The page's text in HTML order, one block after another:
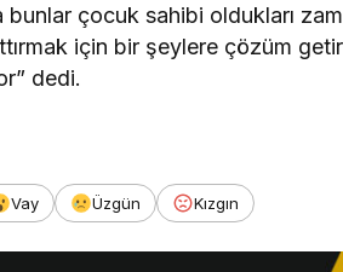
bunlar çocuk sahibi oldukları
için bir şeylere çözüm
dedi.
Vay Üzgün Kızgın